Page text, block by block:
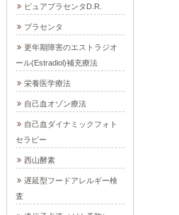
ピュアプラセンタD.R.
プラセンタ
更年期障害のエストラジオ
ール(Estradiol)補充療法
栄養医学療法
自己血オゾン療法
自己血ダイナミックフォト
セラピー
西山酵素
遅延型フードアレルギー検
査